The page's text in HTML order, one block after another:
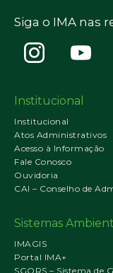
Siga o IMA nas
Institucional
Institucional
Atos Administrativos
Acesso à Informação
Fale Conosco
Ouvidoria
CAI – Conselho de
Sistemas
IMAGIS
Portal IMA+
SGORS – Sistema de